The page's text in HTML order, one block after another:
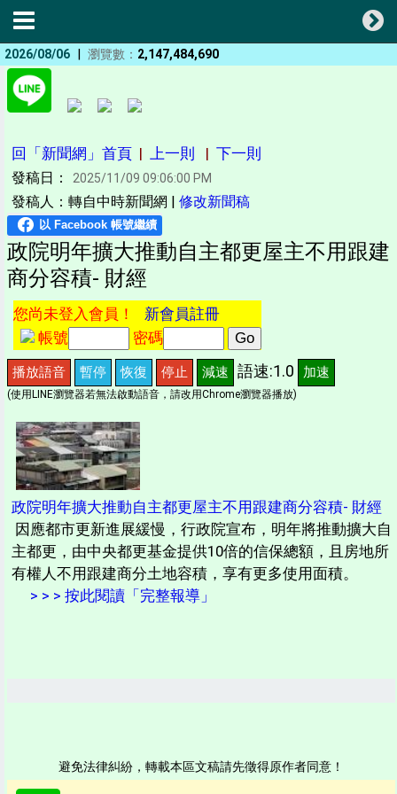
2026/08/06 | 瀏覽數： 2,147,484,690
回「新聞網」首頁 | 上一則 | 下一則
發稿日： 2025/11/09 09:06:00 PM
發稿人：轉自中時新聞網 | 修改新聞稿
政院明年擴大推動自主都更屋主不用跟建
商分容積- 財經
您尚未登入會員！ 新會員註冊
帳號
密碼
播放語音 暫停 恢復 停止 減速 語速:1.0 加速
(使用LINE瀏覽器若無法啟動語音，請改用Chrome瀏覽器播放)
政院明年擴大推動自主都更屋主不用跟建商分容積- 財經
因應都市更新進展緩慢，行政院宣布，明年將推動擴大自
主都更，由中央都更基金提供10倍的信保總額，且房地所
有權人不用跟建商分土地容積，享有更多使用面積。
> > > 按此閱讀「完整報導」
避免法律糾紛，轉載本區文稿請先徵得原作者同意！